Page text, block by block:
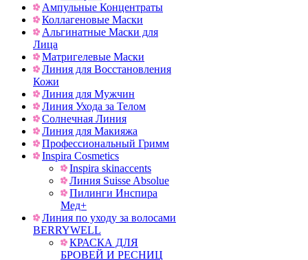
Ампульные Концентраты
Коллагеновые Маски
Альгинатные Маски для
Лица
Матригелевые Маски
Линия для Восстановления
Кожи
Линия для Мужчин
Линия Ухода за Телом
Солнечная Линия
Линия для Макияжа
Профессиональный Гримм
Inspira Cosmetics
Inspira skinaccents
Линия Suisse Absolue
Пилинги Инспира
Мед+
Линия по уходу за волосами
BERRYWELL
КРАСКА ДЛЯ
БРОВЕЙ И РЕСНИЦ